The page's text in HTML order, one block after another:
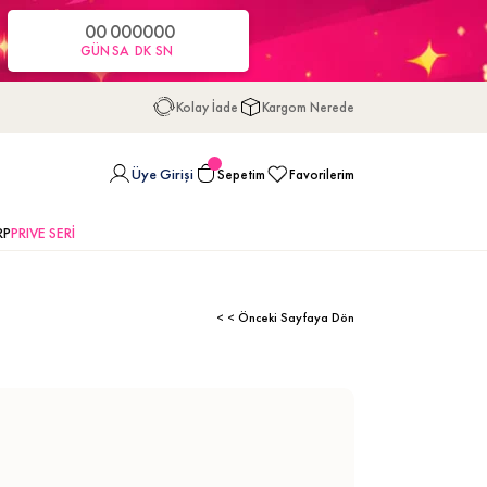
00
GÜN
00
SA
00
DK
00
SN
Kolay İade Kargom Nerede
Üye Girişi Sepetim Favorilerim
PRIVE SERİ
< < Önceki Sayfaya Dön